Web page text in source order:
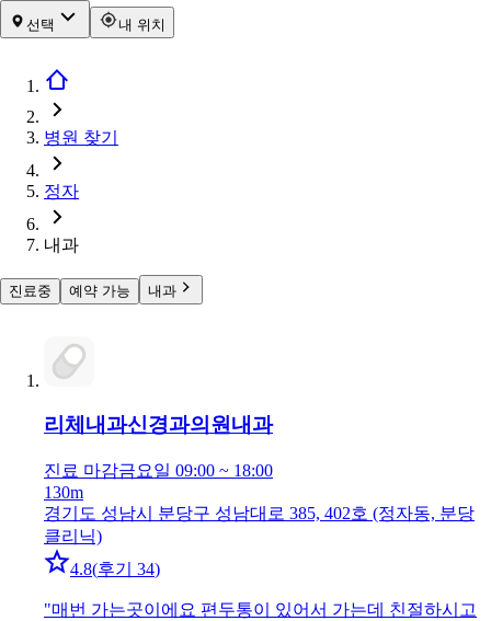
선택 내 위치
병원 찾기
정자
내과
진료중 예약 가능 내과
리체내과신경과의원내과
진료 마감금요일 09:00 ~ 18:00
130m
경기도 성남시 분당구 성남대로 385, 402호 (정자동, 분당
클리닉)
4.8(후기 34)
"매번 가는곳이에요 편두통이 있어서 가는데 친절하시고